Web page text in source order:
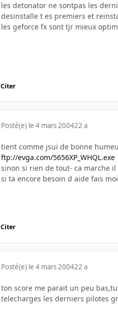
les detonator ne sontpas les
desinstalle t es premiers et
les geforce fx sont tjr mieux
Citer
Posté(e) le 4 mars 200422 a
tient comme jsui de bonne
ftp://evga.com/5656XP_WHQL.exe
sinon si rien de tout- ca marche
si ta encore besoin d aide fais
Citer
Posté(e) le 4 mars 200422 a
ton score me parait un peu
telecharges les derniers pilotes